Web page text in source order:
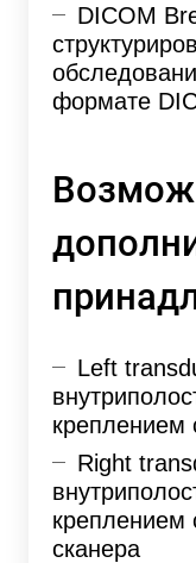
DICOM
формате
Left
креплением
Right
креплением
сканера